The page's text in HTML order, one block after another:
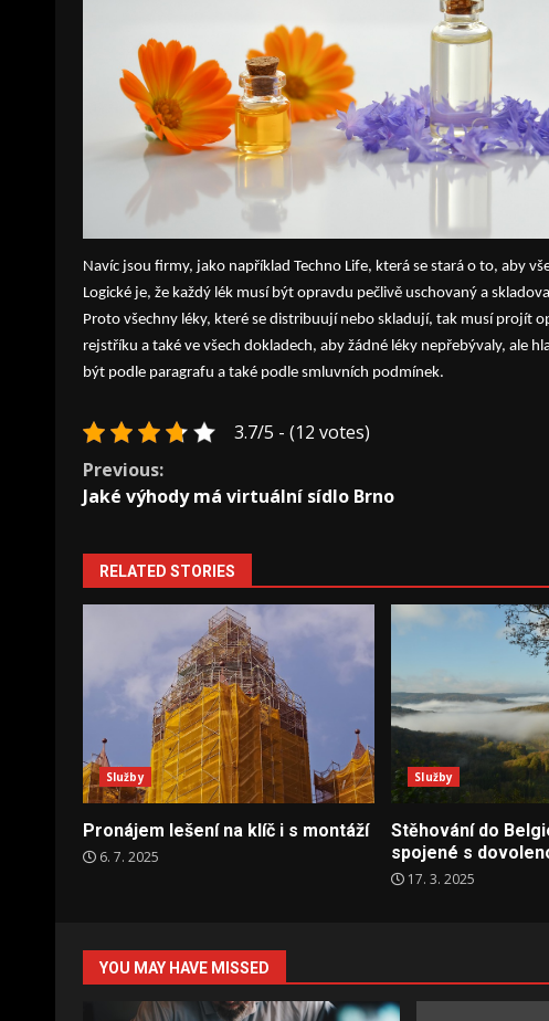
Navíc jsou firmy, jako například Techno Life, která se stará o to, aby
Logické je, že každý lék musí být opravdu pečlivě uschovaný a
Proto všechny léky, které se distribuují nebo skladují, tak musí projít
rejstříku a také ve všech dokladech, aby žádné léky nepřebývaly, ale
být podle paragrafu a také podle smluvních podmínek.
3.7/5 - (12 votes)
Continue
Reading
Previous:
Jaké výhody má virtuální sídlo Brno
RELATED STORIES
Služby
Pronájem lešení na klíč i s montáží
6. 7. 2025
Služby
Stěhování do
spojené s
17. 3. 2025
YOU MAY HAVE MISSED